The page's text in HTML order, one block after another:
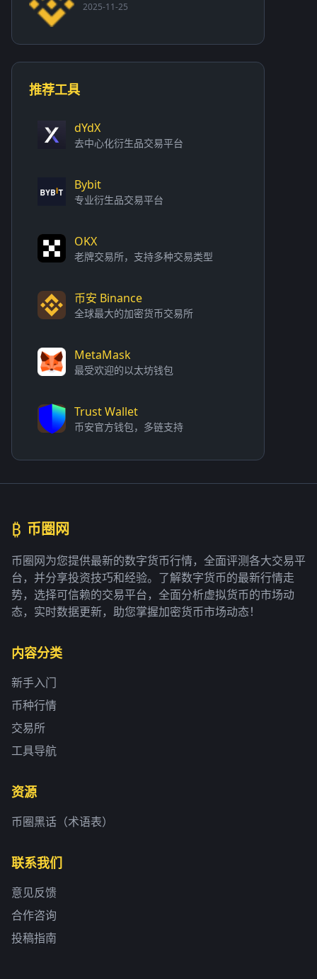
2025-11-25
推荐工具
dYdX
去中心化衍生品交易平台
Bybit
专业衍生品交易平台
OKX
老牌交易所，支持多种交易类型
币安 Binance
全球最大的加密货币交易所
MetaMask
最受欢迎的以太坊钱包
Trust Wallet
币安官方钱包，多链支持
₿ 币圈网
币圈网为您提供最新的数字货币行情，全面评测各大交易平
台，并分享投资技巧和经验。了解数字货币的最新行情走
势，选择可信赖的交易平台，全面分析虚拟货币的市场动
态，实时数据更新，助您掌握加密货币市场动态！
内容分类
新手入门
币种行情
交易所
工具导航
资源
币圈黑话（术语表）
联系我们
意见反馈
合作咨询
投稿指南